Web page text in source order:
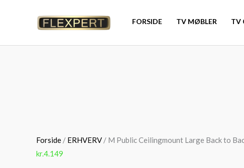
FORSIDE TV MØBLER TV
Forside / ERHVERV / M Public Ceilingmount Large Back to
kr.4.149
Back
to